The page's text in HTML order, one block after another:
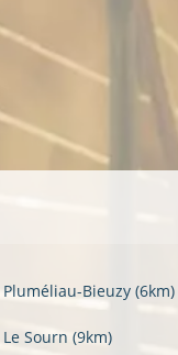
Pluméliau-Bieuzy (6km)
Le Sourn (9km)